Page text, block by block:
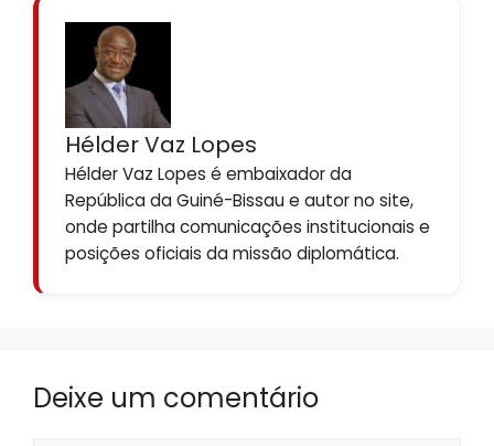
Hélder Vaz Lopes
Hélder Vaz Lopes é embaixador da
República da Guiné-Bissau e autor no site,
onde partilha comunicações institucionais e
posições oficiais da missão diplomática.
Deixe um comentário